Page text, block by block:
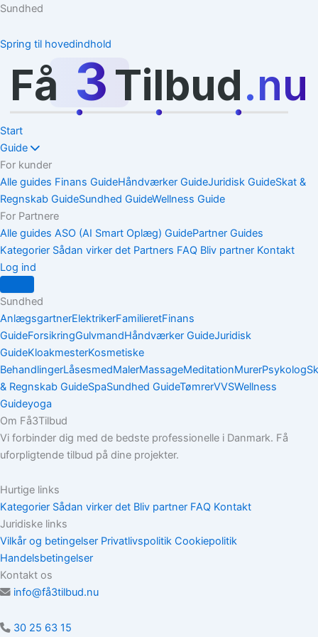
Sundhed
Spring til hovedindhold
Få 3Tilbud.nu
Start
Guide
For kunder
Alle guides Finans GuideHåndværker GuideJuridisk GuideSkat &
Regnskab GuideSundhed GuideWellness Guide
For Partnere
Alle guides ASO (AI Smart Oplæg) GuidePartner Guides
Kategorier Sådan virker det Partners FAQ Bliv partner Kontakt
Log ind
Sundhed
AnlægsgartnerElektrikerFamilieretFinans
GuideForsikringGulvmandHåndværker GuideJuridisk
GuideKloakmesterKosmetiske
BehandlingerLåsesmedMalerMassageMeditationMurerPsykolog
& Regnskab GuideSpaSundhed GuideTømrerVVSWellness
Guideyoga
Om Få3Tilbud
Vi forbinder dig med de bedste professionelle i Danmark. Få
uforpligtende tilbud på dine projekter.
Hurtige links
Kategorier Sådan virker det Bliv partner FAQ Kontakt
Juridiske links
Vilkår og betingelser Privatlivspolitik Cookiepolitik
Handelsbetingelser
Kontakt os
info@få3tilbud.nu
30 25 63 15